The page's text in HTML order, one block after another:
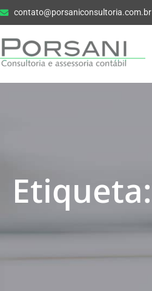
contato@porsaniconsultoria.com.br